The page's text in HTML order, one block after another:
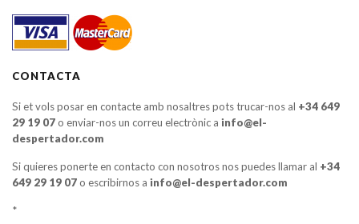
CONTACTA
Si et vols posar en contacte amb nosaltres pots trucar-nos al +34 649
29 19 07o enviar-nos un correu electrònic a info@el-
despertador.com
Si quieres ponerte en contacto con nosotros nos puedes llamar al +34
649 29 19 07o escribirnos a info@el-despertador.com
*